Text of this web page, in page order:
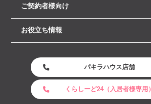
ご契約者様向け
お役立ち情報
パキラハウス店舗
くらしーど24（入居者様専用）